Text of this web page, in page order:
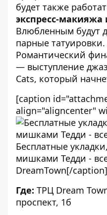
будет также
экспресс-макияжа
Влюбленным будут
парные
Романтический
— выступление
Cats, который
[caption
align="aligncenter"
Бесплатные
мишками Тедди -
DreamTown[/caption]
Где: ТРЦ Dream
проспект, 1б